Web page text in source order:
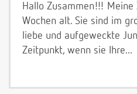
Hallo Zusammen!!!
Wochen alt. Sie sind im
liebe und aufgeweckte
Zeitpunkt, wenn sie Ihre...